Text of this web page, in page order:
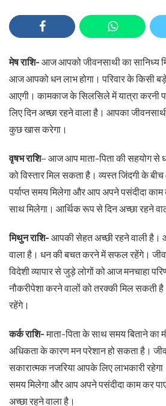
मेष राशि- आज आपको जीवनसाथी का सानिध्य
आज आपको धन लाभ होगा। परिवार के किसी
आएगी। कामकाज के सिलसिले में यात्रा करनी
लिए दिन अच्छा रहने वाला है। आपका
कुछ खास करेगा।
वृषभ राशि– आज आप माता-पिता की सहयोग से
को विस्तार मिल सकता है। व्यस्त जिंदगी के
पर्याप्त समय मिलेगा और आप अपने पसंदीदा
साथ मिलेगा। आर्थिक रूप से दिन अच्छा रहने
मिथुन राशि- आपकी सेहत अच्छी रहने वाली है।
वाला है। धन की बचत करने में सफल रहेंगे।
विदेशी व्यापार से जुड़े लोगों को आज मनचाहा
नौकरीपेशा करने वालों को तरक्की मिल
रहेंगे।
कर्क राशि-माता-पिता के साथ समय बिताने का
अधिकता के कारण मन परेशान हो सकता है।
सकारात्मक नजरिया आपके लिए लाभकारी
समय मिलेगा और आप अपने पसंदीदा काम कर
अच्छा रहने वाला है।